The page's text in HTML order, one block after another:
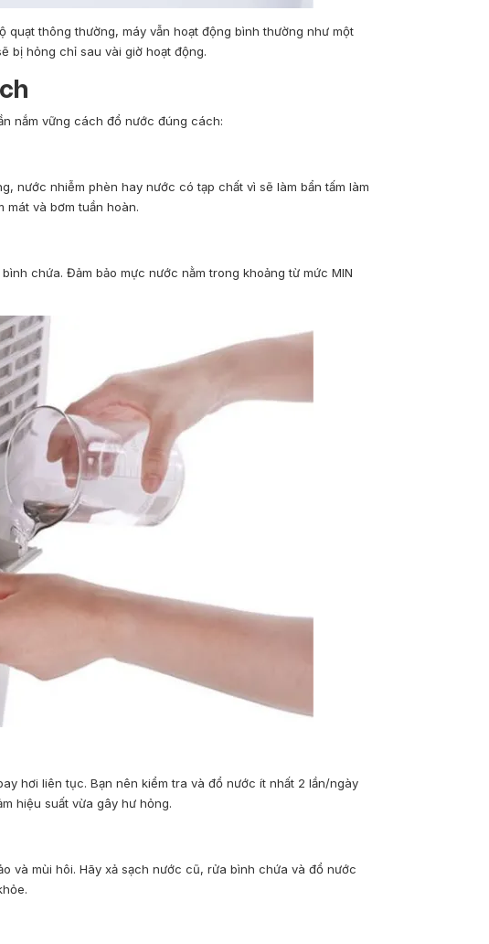
thông thường, máy vẫn hoạt động bình thường như một
bị hỏng chỉ sau vài giờ hoạt động.
nắm vững cách đổ nước đúng cách:
nước nhiễm phèn hay nước có tạp chất vì sẽ làm bẩn tấm làm
mát và bơm tuần hoàn.
chứa. Đảm bảo mực nước nằm trong khoảng từ mức MIN
hơi liên tục. Bạn nên kiểm tra và đổ nước ít nhất 2 lần/ngày
hiệu suất vừa gây hư hỏng.
và mùi hôi. Hãy xả sạch nước cũ, rửa bình chứa và đổ nước